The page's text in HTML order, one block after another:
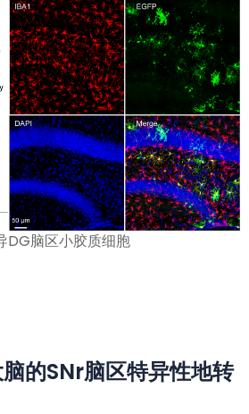
DG脑区小胶质细胞
的SNr脑区特异性地转